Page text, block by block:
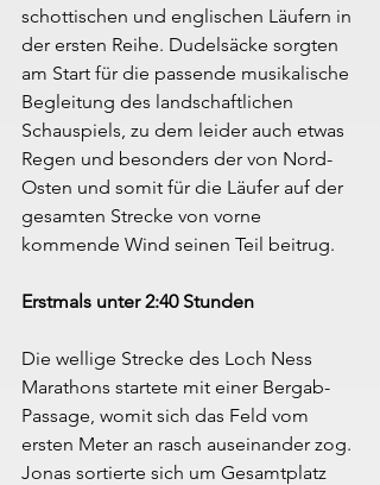
schottischen und englischen Läufern in
der ersten Reihe. Dudelsäcke sorgten
am Start für die passende musikalische
Begleitung des landschaftlichen
Schauspiels, zu dem leider auch etwas
Regen und besonders der von Nord-
Osten und somit für die Läufer auf der
gesamten Strecke von vorne
kommende Wind seinen Teil beitrug.
Erstmals unter 2:40 Stunden
Die wellige Strecke des Loch Ness
Marathons startete mit einer Bergab-
Passage, womit sich das Feld vom
ersten Meter an rasch auseinander zog.
Jonas sortierte sich um Gesamtplatz